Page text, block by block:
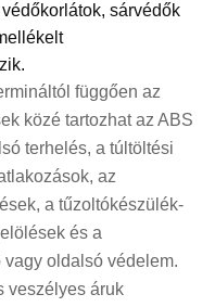
sárvédők
függően az
közé tartozhat az ABS
terhelés, a túltöltési
az
a tűzoltókészülék-
és a
oldalsó védelem.
veszélyes áruk